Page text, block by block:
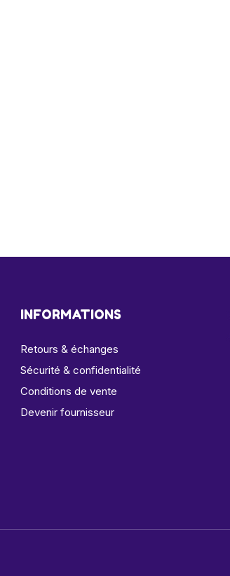
INFORMATIONS
Retours & échanges
Sécurité & confidentialité
Conditions de vente
Devenir fournisseur